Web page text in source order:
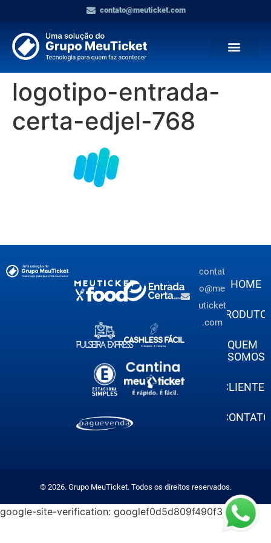
contato@meuticket.com
logotipo-entrada-
certa-edjel-768
contat
o@me
uticket
.com
HOME
QUEM
SOMOS
CLIENTES
CONTATO
© 2026. Grupo MeuTicket. Todos os direitos reservados.
google-site-verification: googlef0d5d809f490f30a.html